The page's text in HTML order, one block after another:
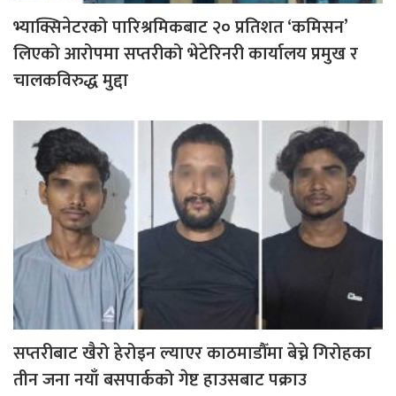
भ्याक्सिनेटरको पारिश्रमिकबाट २० प्रतिशत ‘कमिसन’
लिएको आरोपमा सप्तरीको भेटेरिनरी कार्यालय प्रमुख र
चालकविरुद्ध मुद्दा
सप्तरीबाट खैरो हेरोइन ल्याएर काठमाडौँमा बेच्ने गिरोहका
तीन जना नयाँ बसपार्कको गेष्ट हाउसबाट पक्राउ